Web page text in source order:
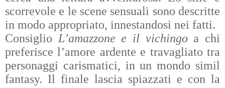
scorrevole e le scene sensuali sono descritte
in modo appropriato, innestandosi nei fatti.
Consiglio L’amazzone e il vichingoa chi
preferisce l’amore ardente e travagliato tra
personaggi carismatici, in un mondo simil
fantasy. Il finale lascia spiazzati e con la